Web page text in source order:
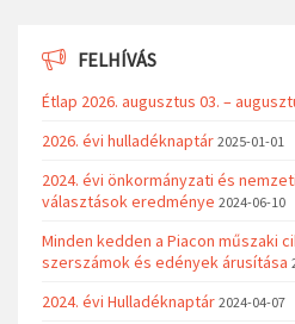
FELHÍVÁS
Étlap 2026. augusztus 03. –
2026. évi hulladéknaptár 2025-01-01
2024. évi önkormányzati és
választások eredménye 2024-06-10
Minden kedden a Piacon műszaki
szerszámok és edények árusítása
2024. évi Hulladéknaptár 2024-04-07